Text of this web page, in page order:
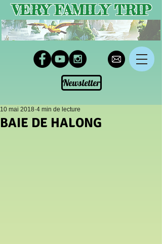
Newsletter
VERY FAMILY TRIP
BAIE DE HALONG
10 mai 2018 4 min de lecture